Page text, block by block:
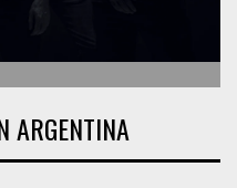
ARGENTINA